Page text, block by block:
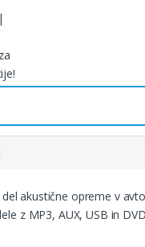
akustične opreme v
z MP3, AUX, USB in